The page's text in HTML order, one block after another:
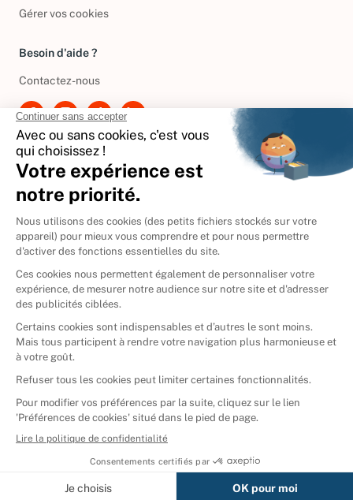
Afficher tous les résultats
Gérer vos cookies
Besoin d'aide ?
Contactez-nous
International
🇪🇸 Espagne
🇩🇪Allemagne
🇮🇹 Italie